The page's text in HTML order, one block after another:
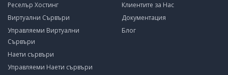
Реселър Хостинг
Виртуални Сървъри
Управляеми Виртуални
Сървъри
Наети сървъри
Управляеми Наети сървъри
Клиентите за Нас
Документация
Блог